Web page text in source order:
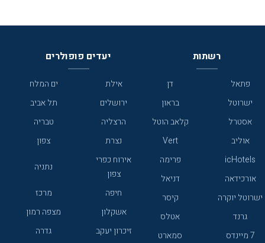
רשתות
פתאל
דן
ישרוטל
בראון
אסטרל
קלאב הוטל
אוליב
Vert
icHotels
פרימה
אורכידאה
דניאל
ישרוטל יוקרה
קיסר
גרנד
אטלס
7 מיינדס
סמארט
יעדים פופולרים
אילת
ים המלח
ירושלים
תל אביב
הרצליה
טבריה
נצרת
צפון
אירוח כפרי
צפון
נתניה
חיפה
מרכז
אשקלון
מצפה רמון
זיכרון יעקב
גדרה